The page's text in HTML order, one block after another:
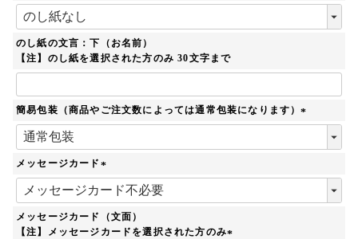
(
必
須
)
のし紙の文言：下（お名前）
【注】のし紙を選択された方のみ 30文字まで
簡易包装（商品やご注文数によっては通常包装になります）
メッセージカード
須
)
メッセージカード（文面）
【注】メッセージカードを選択された方のみ